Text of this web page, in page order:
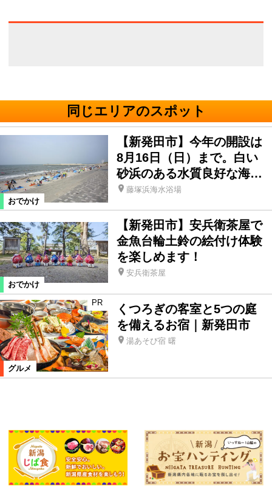
同じエリアのスポット
おでかけ
【新発田市】今年の開設は
8月16日（日）まで。白い
砂浜のある水質良好な海…
藤塚浜海水浴場
おでかけ
【新発田市】安兵衛茶屋で
金魚台輪土鈴の絵付け体験
を楽しめます！
安兵衛茶屋
グルメ
PR
くつろぎの客室と5つの庭
を備えるお宿｜新発田市
湯あそび宿 曙